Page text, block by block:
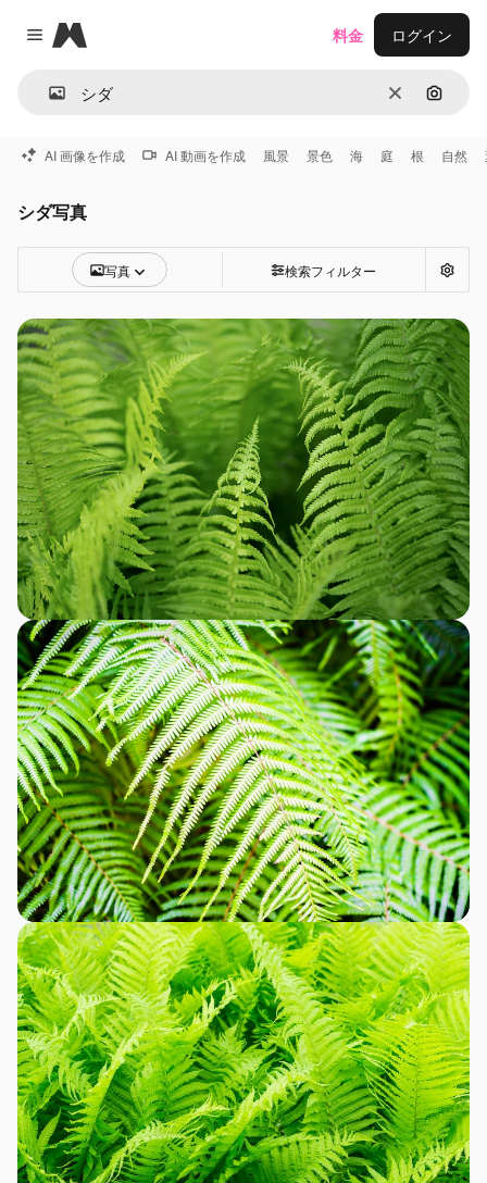
Close menu
Magnific
消去 画像で
料金 ログイン
AI 画像を作成 AI 動画を作成 風景 景色 海 庭 根 自然
シダ写真
写真 検索フィルター